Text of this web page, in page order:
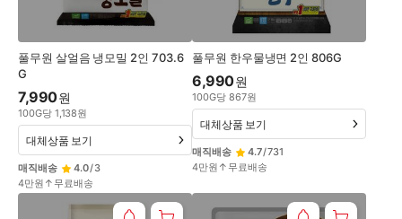
풀무원 살얼음 냉모밀 2인 703.6
G
7,990원
100G당 1,138원
매직배송 4.0/3
4만원↑무료배송
대체상품 보기
풀무원 한우물냉면 2인 806G
6,990원
100G당 867원
매직배송 4.7/731
4만원↑무료배송
대체상품 보기